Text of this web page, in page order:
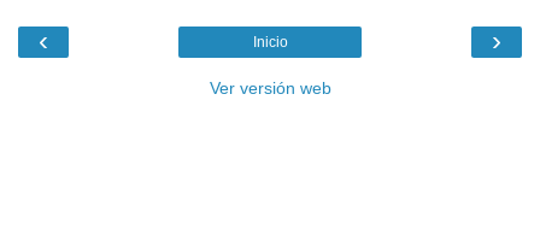
‹ ›
Inicio
Ver versión web